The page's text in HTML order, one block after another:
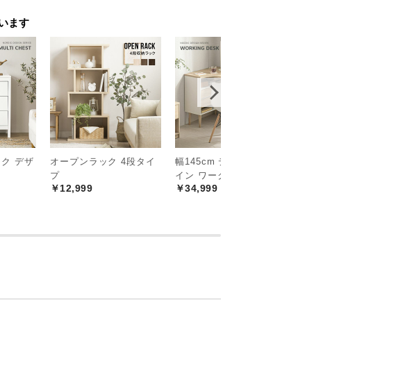
モダンキャビネッ
づくりを実現します。
ます
デザ
オープンラック 4段タイ
プ
￥12,999
幅145cm デンマークデザ
イン ワークデスク
￥34,999